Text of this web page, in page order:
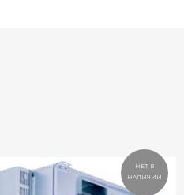
НЕТ В
НАЛИЧИИ